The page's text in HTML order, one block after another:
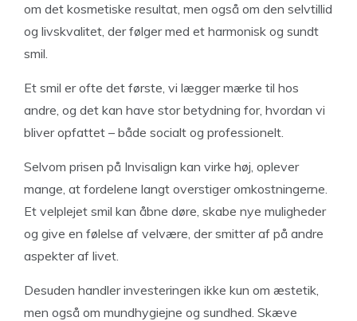
om det kosmetiske resultat, men også om den selvtillid
og livskvalitet, der følger med et harmonisk og sundt
smil.
Et smil er ofte det første, vi lægger mærke til hos
andre, og det kan have stor betydning for, hvordan vi
bliver opfattet – både socialt og professionelt.
Selvom prisen på Invisalign kan virke høj, oplever
mange, at fordelene langt overstiger omkostningerne.
Et velplejet smil kan åbne døre, skabe nye muligheder
og give en følelse af velvære, der smitter af på andre
aspekter af livet.
Desuden handler investeringen ikke kun om æstetik,
men også om mundhygiejne og sundhed. Skæve